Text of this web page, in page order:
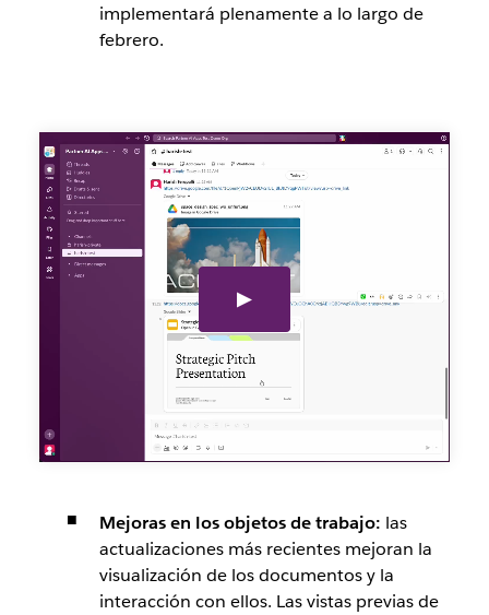
implementará plenamente a lo largo de
febrero.
Mejoras en los objetos de trabajo: las
actualizaciones más recientes mejoran la
visualización de los documentos y la
interacción con ellos. Las vistas previas de